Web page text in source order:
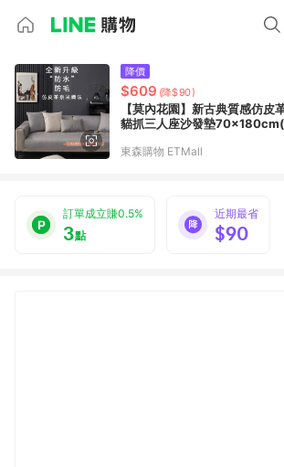
降價
$609 (降$90)
【莫內花園】新古典質感仿皮
貓抓三人座沙發墊70x180cm(
東森購物 ETMall
訂單成立賺0.5%
3點
近期最省
$90